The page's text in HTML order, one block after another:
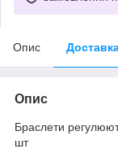
Опис
Опис
Браслети
шт